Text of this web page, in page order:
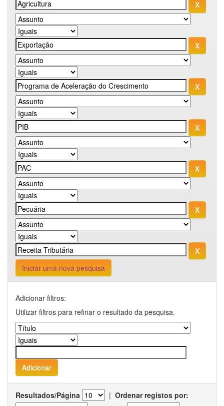
Iniciar uma nova pesquisa
Adicionar filtros:
Utilizar filtros para refinar o resultado da pesquisa.
Resultados/Página | Ordenar registos por: